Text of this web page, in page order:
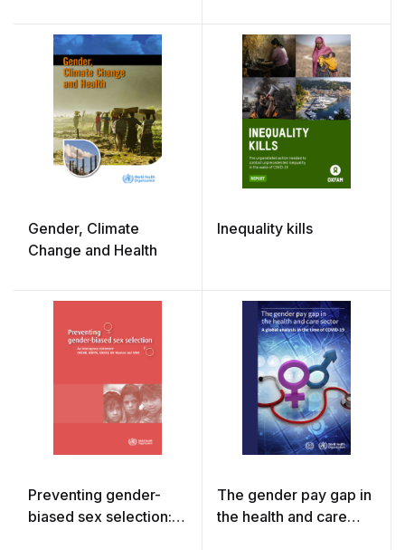
countries
Gender, Climate
Change and Health
Inequality kills
Preventing gender-
biased sex selection:
The gender pay gap in
the health and care